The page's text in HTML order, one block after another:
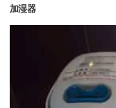
加湿器